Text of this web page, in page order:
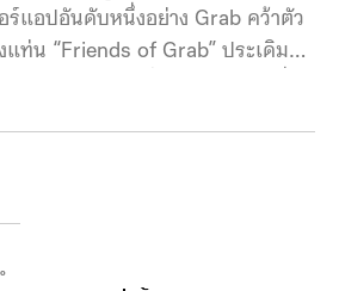
ร์แอปอันดับหนึ่งอย่าง Grab คว้าตัว
แท่น “Friends of Grab” ประเดิม
เปิดตัวแคมเปญ ‘เที่ยวทั่วไทย สุข
าเสิร์ฟด้อม